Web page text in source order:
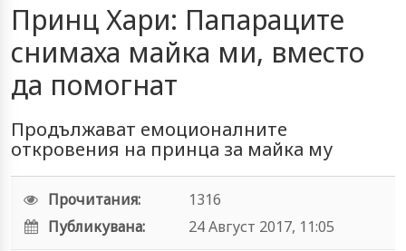
Принц Хари: Папараците
снимаха майка ми, вместо
да помогнат
Продължават емоционалните
откровения на принца за майка му
Прочитания:
1316
Публикувана:
24 Август 2017, 11:05